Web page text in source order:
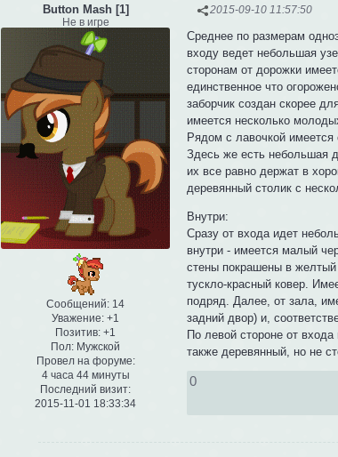
2015-09-10 11:57:50
Button Mash [1]
Не в игре
Сообщений: 14
Уважение: +1
Позитив: +1
Пол: Мужской
Провел на форуме:
4 часа 44 минуты
Последний визит:
2015-11-01 18:33:34
Среднее по размерам
входу ведет небольшая
сторонам от дорожки
единственное что
заборчик создан скорее
имеется несколько
Рядом с лавочкой
Здесь же есть небольшая
их все равно держат в
деревянный столик с
Внутри:
Сразу от входа идет
внутри - имеется малый
стены покрашены в желтый
тускло-красный ковер.
подряд. Далее, от зала,
задний двор) и,
По левой стороне от
также деревянный, но не
0